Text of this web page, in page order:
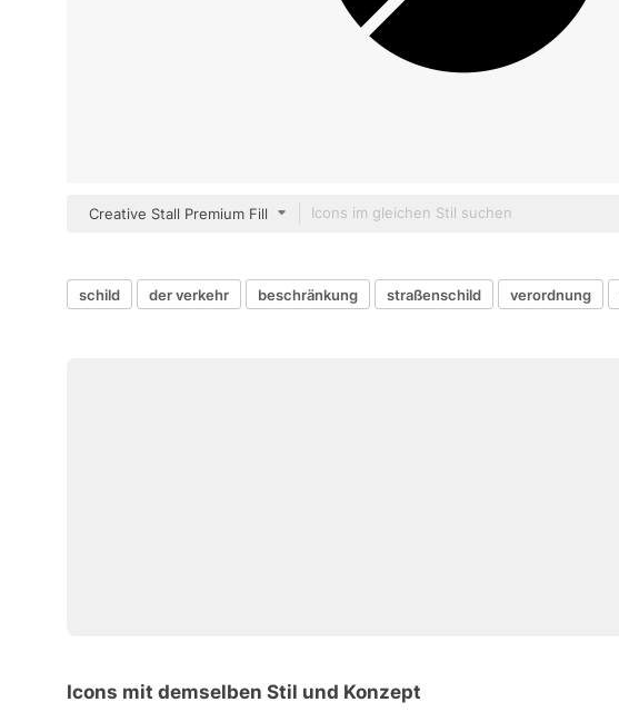
Creative Stall Premium Fill
schild der verkehr beschränkung straßenschild verordnung
Icons mit demselben Stil und Konzept